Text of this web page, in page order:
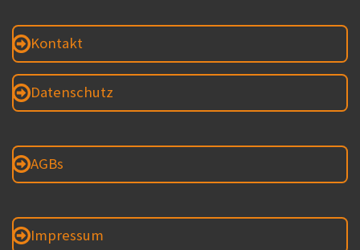
Kontakt
Datenschutz
AGBs
Impressum